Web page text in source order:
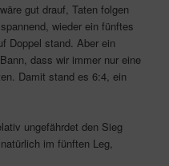
gut drauf, Taten folgen
wieder ein fünftes
Doppel stand. Aber ein
dass wir immer nur eine
Damit stand es 6:4, ein
ungefährdet den Sieg
im fünften Leg,